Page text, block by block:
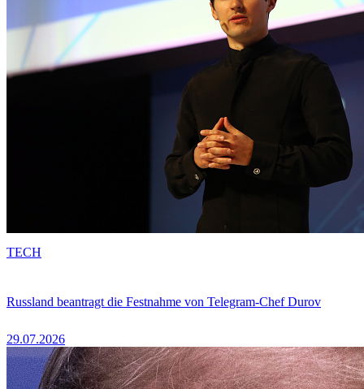
Russland beantragt die Festnahme von Telegram-Chef Durov
29.07.2026
TECH